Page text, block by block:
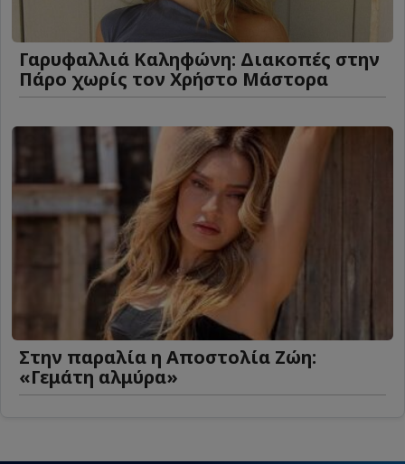
Γαρυφαλλιά Καληφώνη: Διακοπές στην
Πάρο χωρίς τον Χρήστο Μάστορα
Στην παραλία η Αποστολία Ζώη:
«Γεμάτη αλμύρα»